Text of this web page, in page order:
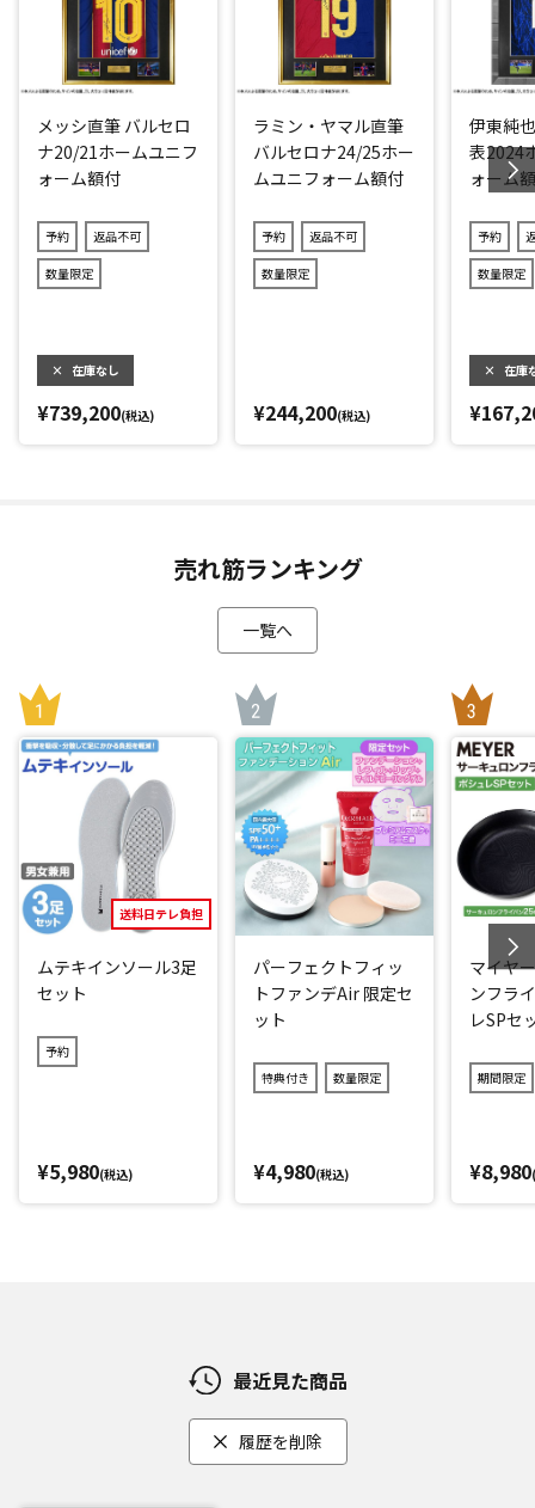
スエード調の生地を貼付。
プレートにはJPFA最優秀選手賞を2年連続で受賞した内容な
どが刻まれています。
＼さらに、三笘選手の名場面を捉えた写真2枚同封／
W杯最終予選ホーム中国戦のゴール後のセレブレーションの
瞬間を捉えた1枚と、アウェー中国戦にて三笘選手の代名詞で
もあるドリブルで仕掛けているシーンの1枚です。
※本人による直筆のため、サインの位置、形、大きさに個体
ザ・ダグアウトは、2004年に創業したサッカーメモラビリア
専門ブランドで、主に世界で活躍する選手の直筆サイン入り
品コードで照合が可能。画像データで確認することができま
サッカー選手。
プレミアリーグ ブライトン・アンド・ホーヴ・アルビオンFC
所属。ポジションはFW、MF。
*1：予定販売数に達し次第、販売終了となります。
閉じる
メッシ直筆 バルセロ
ナ20/21ホームユニフ
ォーム額付
予約 返品不可
数量限定
× 在庫なし
¥739,200(税込)
ラミン・ヤマル直筆
バルセロナ24/25ホー
ムユニフォーム額付
予約 返品不可
数量限定
¥244,200(税込)
伊東純
表2024
ォーム
予約
数量限定
× 在庫
売れ筋ランキング
一覧へ
送料日テレ負担
ムテキインソール3足
セット
予約
¥5,980(税込)
パーフェクトフィッ
トファンデAir 限定セ
ット
特典付き 数量限定
¥4,980(税込)
マイヤ
ンフラ
レSPセ
期間限定
¥8,980
最近見た商品
履歴を削除